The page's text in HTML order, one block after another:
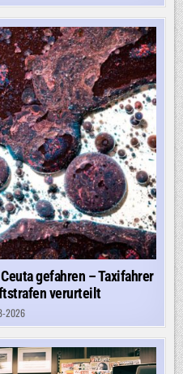
gefahren – Taxifahrer
verurteilt
2026